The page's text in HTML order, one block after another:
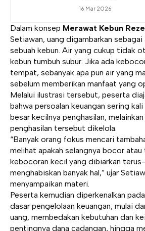
16 Mar 2026
Dalam konsep Merawat Kebun
Setiawan, uang digambarkan
sebuah kebun. Air yang cukup tidak
kebun tumbuh subur. Jika ada
tempat, sebanyak apa pun air yang
sebelum memberikan manfaat yang
Melalui ilustrasi tersebut, peserta
bahwa persoalan keuangan sering kali
besar kecilnya penghasilan,
penghasilan tersebut dikelola.
“Banyak orang fokus mencari
melihat apakah selangnya bocor atau
kebocoran kecil yang dibiarkan
menghabiskan banyak hal,” ujar
menyampaikan materi.
Peserta kemudian diperkenalkan
dasar pengelolaan keuangan, mulai
uang, membedakan kebutuhan dan
pentingnya dana cadangan, hingga